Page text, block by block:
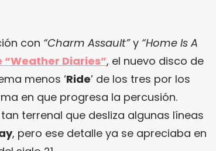
con “Charm Assault”y “Home Is A
Diaries”, el nuevo disco de
menos ‘Ride’ de los tres por los
en que progresa la percusión.
terrenal que desliza algunas líneas
, pero ese detalle ya se apreciaba en